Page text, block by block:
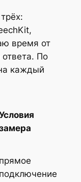
время от
ответа. По
каждый
прямое
подключение